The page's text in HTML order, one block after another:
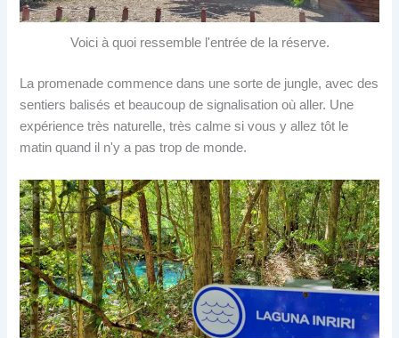
Voici à quoi ressemble l'entrée de la réserve.
La promenade commence dans une sorte de jungle, avec des
sentiers balisés et beaucoup de signalisation où aller. Une
expérience très naturelle, très calme si vous y allez tôt le
matin quand il n'y a pas trop de monde.